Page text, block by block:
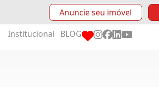
Anuncie seu imóvel
Institucional BLOG